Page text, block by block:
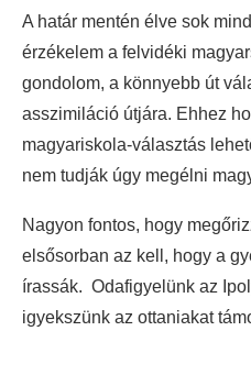
A határ mentén élve sok
érzékelem a felvidéki
gondolom, a könnyebb út
asszimiláció útjára. Ehhez
magyariskola-választás
nem tudják úgy megélni
Nagyon fontos, hogy
elsősorban az kell, hogy a
írassák. Odafigyelünk az
igyekszünk az ottaniakat